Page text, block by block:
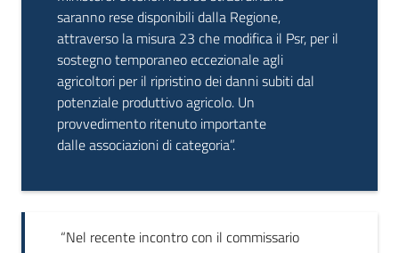
saranno rese disponibili dalla Regione,
attraverso la misura 23 che modifica il Psr, per il
sostegno temporaneo eccezionale agli
agricoltori per il ripristino dei danni subiti dal
potenziale produttivo agricolo. Un
provvedimento ritenuto importante
dalle associazioni di categoria”.
“Nel recente incontro con il commissario